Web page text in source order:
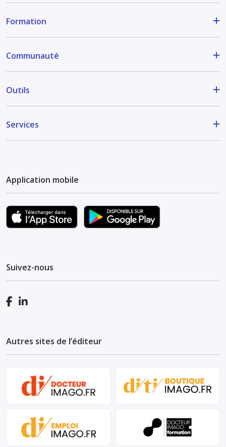
Formation
Communauté
Outils
Services
Application mobile
Suivez-nous
Autres sites de l’éditeur